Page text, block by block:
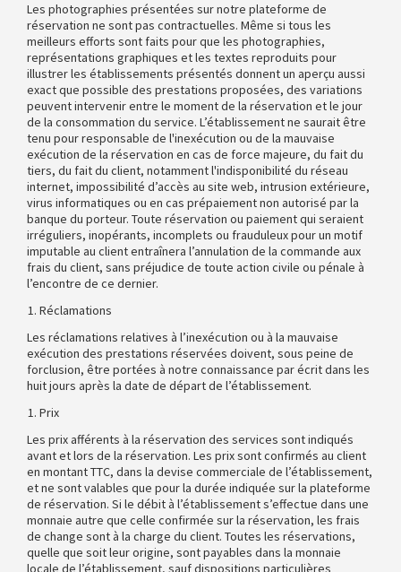
Les photographies présentées sur notre plateforme de
réservation ne sont pas contractuelles. Même si tous les
meilleurs efforts sont faits pour que les photographies,
représentations graphiques et les textes reproduits pour
illustrer les établissements présentés donnent un aperçu aussi
exact que possible des prestations proposées, des variations
peuvent intervenir entre le moment de la réservation et le jour
de la consommation du service. L’établissement ne saurait être
tenu pour responsable de l'inexécution ou de la mauvaise
exécution de la réservation en cas de force majeure, du fait du
tiers, du fait du client, notamment l'indisponibilité du réseau
internet, impossibilité d’accès au site web, intrusion extérieure,
virus informatiques ou en cas prépaiement non autorisé par la
banque du porteur. Toute réservation ou paiement qui seraient
irréguliers, inopérants, incomplets ou frauduleux pour un motif
imputable au client entraînera l’annulation de la commande aux
frais du client, sans préjudice de toute action civile ou pénale à
l’encontre de ce dernier.
Réclamations
Les réclamations relatives à l’inexécution ou à la mauvaise
exécution des prestations réservées doivent, sous peine de
forclusion, être portées à notre connaissance par écrit dans les
huit jours après la date de départ de l’établissement.
Prix
Les prix afférents à la réservation des services sont indiqués
avant et lors de la réservation. Les prix sont confirmés au client
en montant TTC, dans la devise commerciale de l’établissement,
et ne sont valables que pour la durée indiquée sur la plateforme
de réservation. Si le débit à l’établissement s’effectue dans une
monnaie autre que celle confirmée sur la réservation, les frais
de change sont à la charge du client. Toutes les réservations,
quelle que soit leur origine, sont payables dans la monnaie
locale de l’établissement, sauf dispositions particulières